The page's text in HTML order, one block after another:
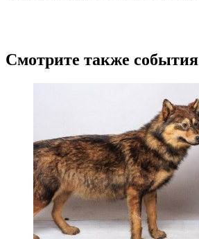
Смотрите также события